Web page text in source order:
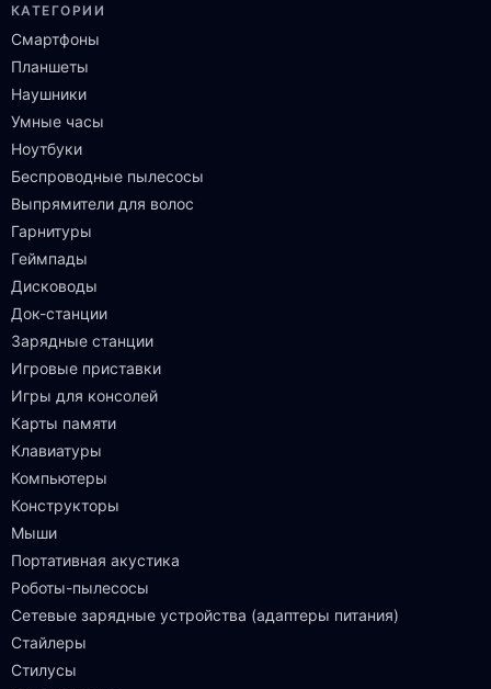
КАТЕГОРИИ
Смартфоны
Планшеты
Наушники
Умные часы
Ноутбуки
Беспроводные пылесосы
Выпрямители для волос
Гарнитуры
Геймпады
Дисководы
Док-станции
Зарядные станции
Игровые приставки
Игры для консолей
Карты памяти
Клавиатуры
Компьютеры
Конструкторы
Мыши
Портативная акустика
Роботы-пылесосы
Сетевые зарядные устройства (адаптеры питания)
Стайлеры
Стилусы